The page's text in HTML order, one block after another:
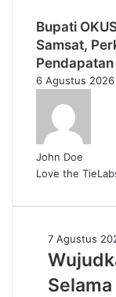
Bupati
Samsat,
6 Agustus 2026
John Doe
Love the
Wujudkan
Zero
Accident
Selama
7 Agustus